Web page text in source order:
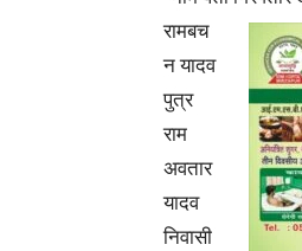
रामबच
न यादव
पुत्र
राम
अवतार
यादव
निवासी